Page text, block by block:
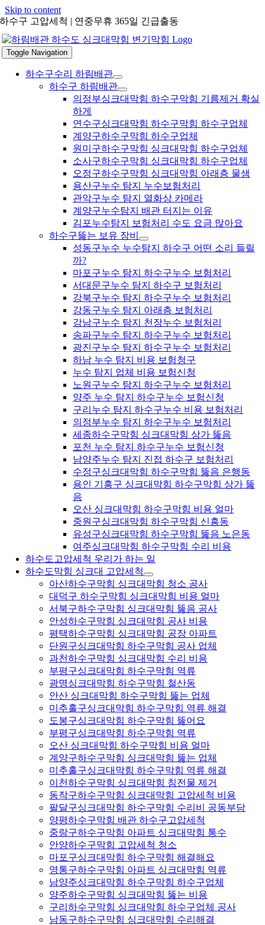
Skip to content
하수구 고압세척 | 연중무휴 365일 긴급출동
Toggle Navigation
하수구수리 하림배관
하수구 하림배관
의정부싱크대막힘 하수구막힘 기름제거 확실
하게
연수구싱크대막힘 하수구막힘 하수구업체
계양구하수구막힘 하수구업체
원미구하수구막힘 싱크대막힘 하수구업체
소사구하수구막힘 싱크대막힘 하수구업체
오정구하수구막힘 싱크대막힘 아래층 물샘
용산구누수 탐지 누수보험처리
관악구누수 탐지 열화상 카메라
계양구누수탐지 배관 터지는 이유
김포누수탐지 보험처리 수도 요금 많아요
하수구뚫는 보유 장비
성동구누수 누수탐지 하수구 어떤 소리 들릴
까?
마포구누수 탐지 하수구누수 보험처리
서대문구누수 탐지 하수구 보험처리
강북구누수 탐지 하수구누수 보험처리
강동구누수 탐지 아래층 보험처리
강남구누수 탐지 천장누수 보험처리
송파구누수 탐지 하수구누수 보험처리
광진구누수 탐지 하수구누수 보험처리
하남 누수 탐지 비용 보험청구
누수 탐지 업체 비용 보험신청
노원구누수 탐지 하수구누수 보험처리
양주 누수 탐지 하수구누수 보험신청
구리누수 탐지 하수구누수 비용 보험처리
의정부누수 탐지 하수구누수 보험처리
세종하수구막힘 싱크대막힘 상가 뚫음
포천 누수 탐지 하수구누수 보험신청
남양주누수 탐지 진접 하수구 보험처리
수정구싱크대막힘 하수구막힘 뚫음 은행동
용인 기흥구 싱크대막힘 하수구막힘 상가 뚫
음
오산 싱크대막힘 하수구막힘 비용 얼마
중원구싱크대막힘 하수구막힘 신흥동
유성구싱크대막힘 하수구막힘 뚫음 노은동
여주싱크대막힘 하수구막힘 수리 비용
하수도고압세척 우리가 하는 일
하수도막힘 싱크대 고압세척
아산하수구막힘 싱크대막힘 청소 공사
대덕구 하수구막힘 싱크대막힘 비용 얼마
서북구하수구막힘 싱크대막힘 뚫음 공사
안성하수구막힘 싱크대막힘 공사 비용
평택하수구막힘 싱크대막힘 공장 아파트
단원구싱크대막힘 하수구막힘 공사 업체
과천하수구막힘 싱크대막힘 수리 비용
부평구싱크대막힘 하수구막힘 역류
광명싱크대막힘 하수구막힘 철산동
안산 싱크대막힘 하수구막힘 뚫는 업체
미추홀구싱크대막힘 하수구막힘 역류 해결
도봉구싱크대막힘 하수구막힘 뚫어요
부평구싱크대막힘 하수구막힘 역류
오산 싱크대막힘 하수구막힘 비용 얼마
계양구하수구막힘 싱크대막힘 뚫는 업체
미추홀구싱크대막힘 하수구막힘 역류 해결
이천하수구막힘 싱크대막힘 침전물 제거
동작구하수구막힘 싱크대막힘 고압세척 비용
팔달구싱크대막힘 하수구막힘 수리비 공동부담
양평하수구막힘 배관 하수구고압세척
중랑구하수구막힘 아파트 싱크대막힘 통수
안양하수구막힘 고압세척 청소
마포구싱크대막힘 하수구막힘 해결해요
영통구하수구막힘 아파트 싱크대막힘 역류
남양주싱크대막힘 하수구막힘 하수구업체
양주하수구막힘 싱크대막힘 뚫는 비용
구리하수구막힘 싱크대막힘 하수구업체 공사
남동구하수구막힘 싱크대막힘 수리해결